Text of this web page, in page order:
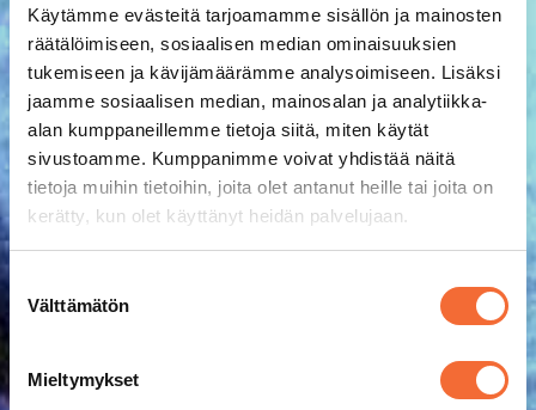
Käytämme evästeitä tarjoamamme sisällön ja mainosten
räätälöimiseen, sosiaalisen median ominaisuuksien
tukemiseen ja kävijämäärämme analysoimiseen. Lisäksi
jaamme sosiaalisen median, mainosalan ja analytiikka-
alan kumppaneillemme tietoja siitä, miten käytät
sivustoamme. Kumppanimme voivat yhdistää näitä
tietoja muihin tietoihin, joita olet antanut heille tai joita on
kerätty, kun olet käyttänyt heidän palvelujaan.
Suostumuksen
valinta
Välttämätön
Mieltymykset